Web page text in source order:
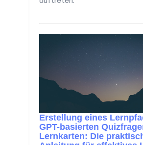
Erstellung eines
GPT-basierten
Lernkarten: Die